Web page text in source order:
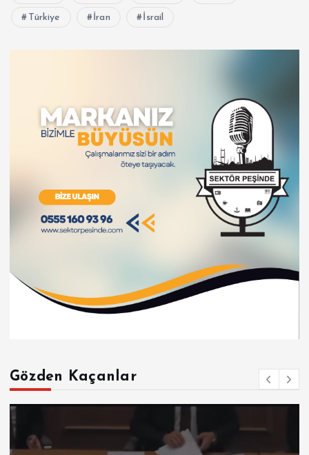
Türkiye İran İsrail
Gözden Kaçanlar